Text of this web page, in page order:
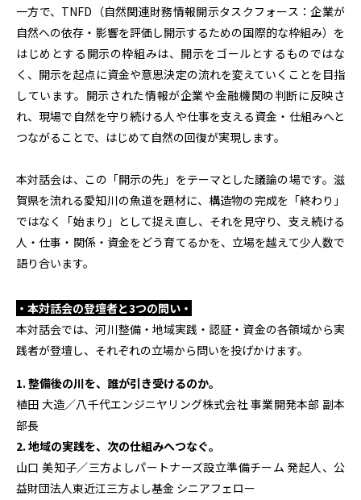
一方で、TNFD（自然関連財務情報開示タスクフォース：企業が
自然への依存・影響を評価し開示するための国際的な枠組み）を
はじめとする開示の枠組みは、開示をゴールとするものではな
く、開示を起点に資金や意思決定の流れを変えていくことを目指
しています。開示された情報が企業や金融機関の判断に反映さ
れ、現場で自然を守り続ける人や仕事を支える資金・仕組みへと
つながることで、はじめて自然の回復が実現します。
本対話会は、この「開示の先」をテーマとした議論の場です。滋
賀県を流れる愛知川の魚道を題材に、構造物の完成を「終わり」
ではなく「始まり」として捉え直し、それを見守り、支え続ける
人・仕事・関係・資金をどう育てるかを、立場を越えて少人数で
語り合います。
・本対話会の登壇者と3つの問い・
本対話会では、河川整備・地域実践・認証・資金の各領域から実
践者が登壇し、それぞれの立場から問いを投げかけます。
1. 整備後の川を、誰が引き受けるのか。
植田 大造／八千代エンジニヤリング株式会社 事業開発本部 副本
部長
2. 地域の実践を、次の仕組みへつなぐ。
山口 美知子／三方よしパートナーズ設立準備チーム 発起人、公
益財団法人東近江三方よし基金 シニアフェロー